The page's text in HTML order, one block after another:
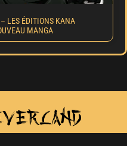
LES ÉDITIONS KANA
MANGA